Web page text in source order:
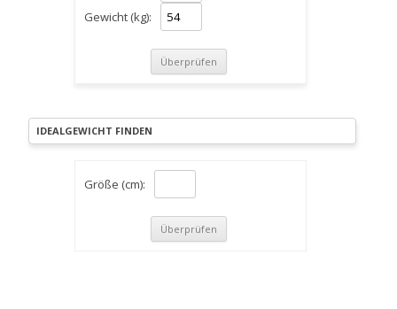
Gewicht (kg):
IDEALGEWICHT FINDEN
Größe (cm):